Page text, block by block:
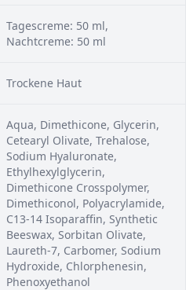
Tagescreme: 50 ml,
Nachtcreme: 50 ml
Trockene Haut
Aqua, Dimethicone, Glycerin,
Cetearyl Olivate, Trehalose,
Sodium Hyaluronate,
Ethylhexylglycerin,
Dimethicone Crosspolymer,
Dimethiconol, Polyacrylamide,
C13-14 Isoparaffin, Synthetic
Beeswax, Sorbitan Olivate,
Laureth-7, Carbomer, Sodium
Hydroxide, Chlorphenesin,
Phenoxyethanol